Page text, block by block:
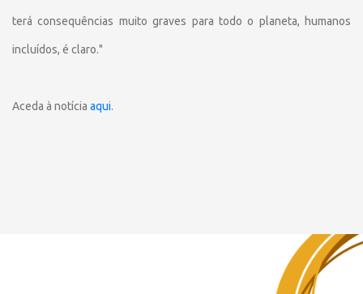
terá consequências muito graves para todo o planeta, humanos
incluídos, é claro."
Aceda à notícia aqui.